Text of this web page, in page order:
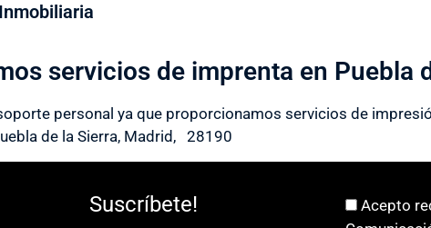
servicios de imprenta en Puebla
personal ya que proporcionamos servicios de
de la Sierra, Madrid, 28190
Suscríbete!
Acepto